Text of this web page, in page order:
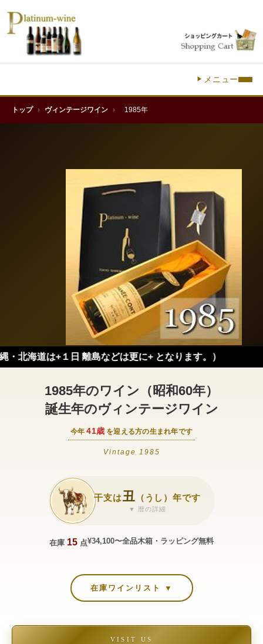
メニュー
トップ › ヴィンテージワイン › 1985年
日 離島などは更に+ となります。）
1985年のワイン（昭和60年）
誕生年のヴィンテージワイン
今年 41歳 を迎える方の生まれ年です
Vintage 1985
干支は丑 （うし）年です
▼ 暦の詳細
在庫 15 点¥34,100〜全品木箱・ラッピング無料
在庫ワインリスト ▼
VISIT US